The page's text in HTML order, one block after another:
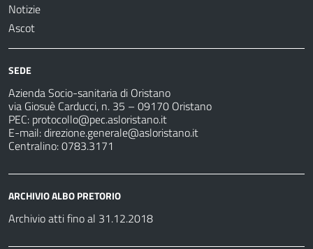
Notizie
Ascot
SEDE
Azienda Socio-sanitaria di Oristano
via Giosuè Carducci, n. 35 – 09170 Oristano
PEC: protocollo@pec.asloristano.it
E-mail:direzione.generale@asloristano.it
Centralino: 0783.3171
ARCHIVIO ALBO PRETORIO
Archivio atti fino al 31.12.2018